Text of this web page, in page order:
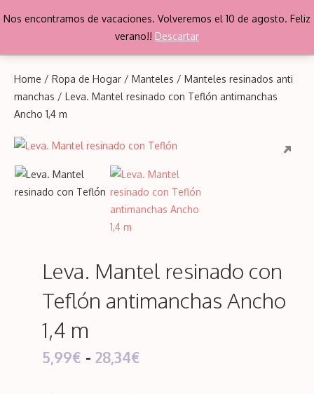
Nos encontramos de vacaciones. Volveremos el 10 de agosto. Feliz
verano!! Descartar
al
Home / Ropa de Hogar / Manteles / Manteles resinados anti
manchas / Leva. Mantel resinado con Teflón antimanchas
Ancho 1,4 m
Leva. Mantel resinado con
Teflón antimanchas Ancho
1,4 m
5,99€ - 28,34€